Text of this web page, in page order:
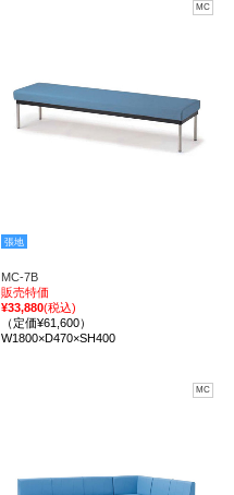
MC
張地
MC-7B
販売特価
¥33,880(税込)
（定価¥61,600）
W1800×D470×SH400
MC